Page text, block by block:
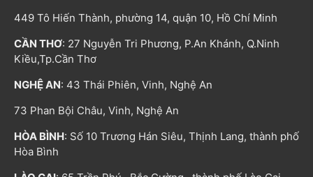
449 Tô Hiến Thành, phường 14, quận 10, Hồ Chí Minh
CẦN THƠ: 27 Nguyễn Tri Phương, P.An Khánh, Q.Ninh
Kiều,Tp.Cần Thơ
NGHỆ AN: 43 Thái Phiên, Vinh, Nghệ An
73 Phan Bội Châu, Vinh, Nghệ An
HÒA BÌNH: Số 10 Trương Hán Siêu, Thịnh Lang, thành phố
Hòa Bình